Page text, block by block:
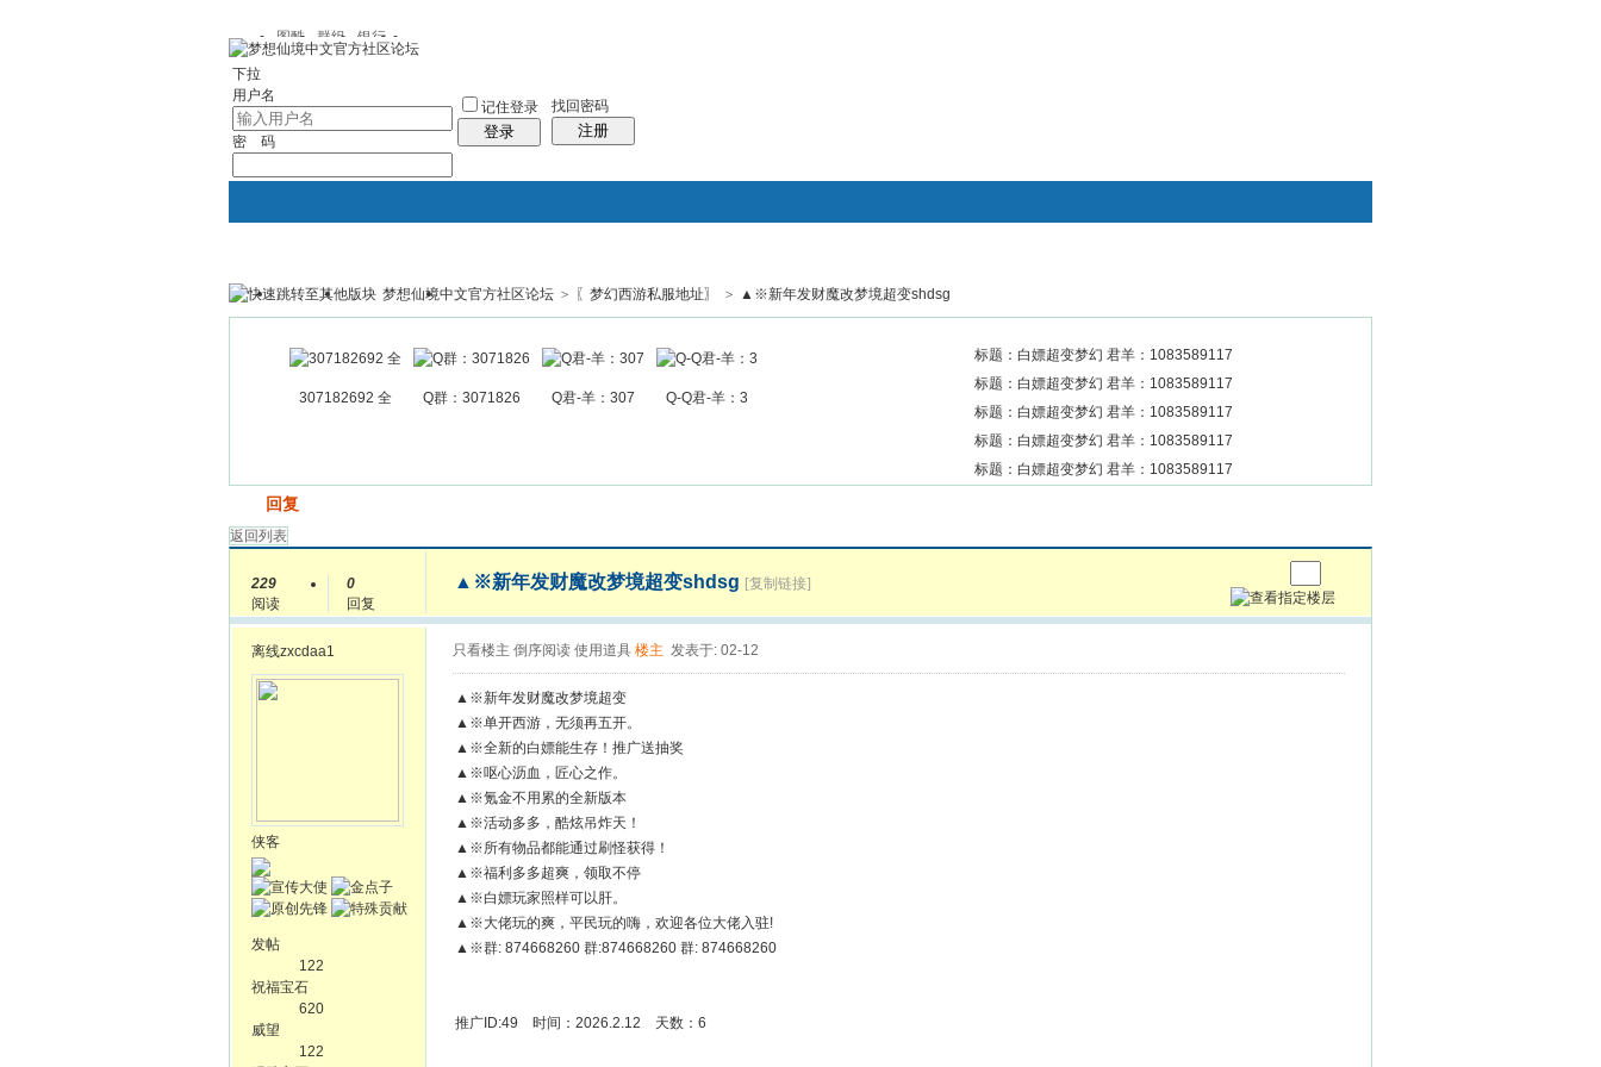
图酷 群组 银行
下拉
用户名
密 码
记住登录
登录
找回密码
注册
银行 群组聚合 我的空间
帖子
搜索
梦想仙境中文官方社区论坛 > 〖梦幻西游私服地址〗 > ▲※新年发财魔改梦境超变shdsg
307182692 全 Q群：3071826 Q君-羊：307 Q-Q君-羊：3
标题：白嫖超变梦幻 君羊：1083589117
标题：白嫖超变梦幻 君羊：1083589117
标题：白嫖超变梦幻 君羊：1083589117
标题：白嫖超变梦幻 君羊：1083589117
标题：白嫖超变梦幻 君羊：1083589117
回复
返回列表
229
阅读
0
回复
▲※新年发财魔改梦境超变shdsg [复制链接]
离线zxcdaa1
侠客
发帖
122
祝福宝石
620
威望
122
只看楼主 倒序阅读 使用道具 楼主 发表于: 02-12
▲※新年发财魔改梦境超变
▲※单开西游，无须再五开。
▲※全新的白嫖能生存！推广送抽奖
▲※呕心沥血，匠心之作。
▲※氪金不用累的全新版本
▲※活动多多，酷炫吊炸天！
▲※所有物品都能通过刷怪获得！
▲※福利多多超爽，领取不停
▲※白嫖玩家照样可以肝。
▲※大佬玩的爽，平民玩的嗨，欢迎各位大佬入驻!
▲※群: 874668260 群:874668260 群: 874668260
推广ID:49 时间：2026.2.12 天数：6